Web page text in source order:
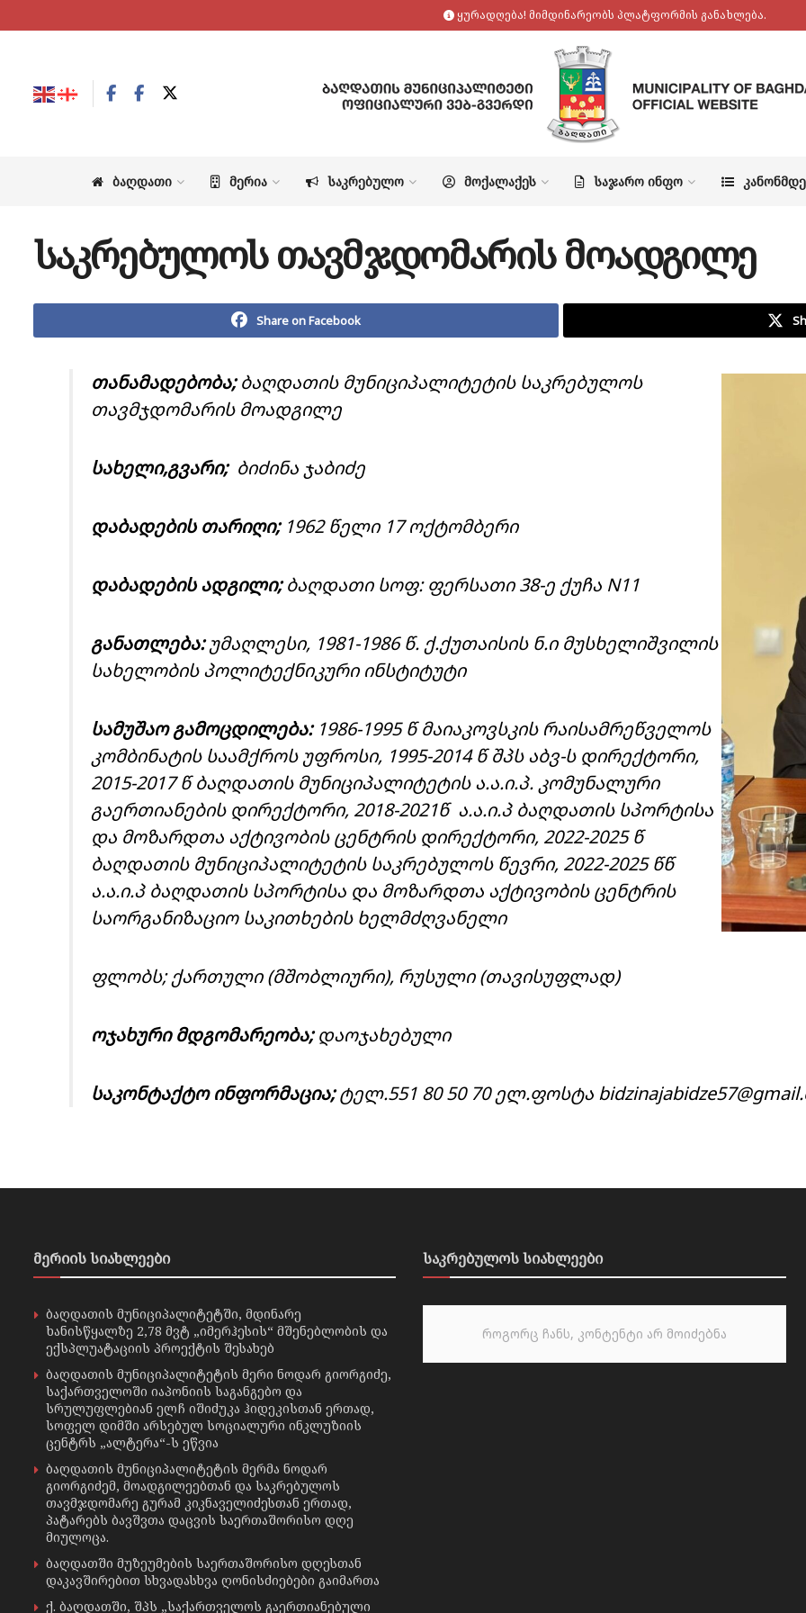
ყურადღება! მიმდინარეობს პლატფორმის განახლება.
ᲑᲐᲦᲓᲐᲗᲘ ᲛᲔᲠᲘᲐ ᲡᲐᲙᲠᲔᲑᲣᲚᲝ ᲛᲝᲥᲐᲚᲐᲥᲔᲡ ᲡᲐᲯᲐᲠᲝ ᲘᲜᲤᲝ
საკრებულოს თავმჯდომარის მოადგილე
Share on Facebook
თანამადებობა;ბაღდათის მუნიციპალიტეტის საკრებულოს
თავმჯდომარის მოადგილე
სახელი,გვარი;ბიძინა ჯაბიძე
დაბადების თარიღი;1962 წელი 17 ოქტომბერი
დაბადების ადგილი;ბაღდათი სოფ: ფერსათი 38-ე ქუჩა N11
განათლება:უმაღლესი, 1981-1986 წ. ქ.ქუთაისის ნ.ი მუსხელიშვილის
სახელობის პოლიტექნიკური ინსტიტუტი
სამუშაო გამოცდილება: 1986-1995 წ მაიაკოვსკის რაისამრეწველოს
კომბინატის საამქროს უფროსი, 1995-2014 წ შპს აბვ-ს დირექტორი,
2015-2017 წ ბაღდათის მუნიციპალიტეტის ა.ა.ი.პ. კომუნალური
გაერთიანების დირექტორი, 2018-2021წ ა.ა.ი.პ ბაღდათის სპორტისა
და მოზარდთა აქტივობის ცენტრის დირექტორი, 2022-2025 წ
ბაღდათის მუნიციპალიტეტის საკრებულოს წევრი, 2022-2025 წწ
ა.ა.ი.პ ბაღდათის სპორტისა და მოზარდთა აქტივობის ცენტრის
საორგანიზაციო საკითხების ხელმძღვანელი
ფლობს; ქართული (მშობლიური), რუსული (თავისუფლად)
ოჯახური მდგომარეობა;დაოჯახებული
საკონტაქტო ინფორმაცია;ტელ.551 80 50 70 ელ.ფოსტა
მერიის სიახლეები
ბაღდათის მუნიციპალიტეტში, მდინარე
ხანისწყალზე 2,78 მვტ „იმერჰესის“ მშენებლობის და
ექსპლუატაციის პროექტის შესახებ
ბაღდათის მუნიციპალიტეტის მერი ნოდარ გიორგიძე,
საქართველოში იაპონიის საგანგებო და
სრულუფლებიან ელჩ იშიძუკა ჰიდეკისთან ერთად,
სოფელ დიმში არსებულ სოციალური ინკლუზიის
ცენტრს „ალტერა“-ს ეწვია
ბაღდათის მუნიციპალიტეტის მერმა ნოდარ
გიორგიძემ, მოადგილეებთან და საკრებულოს
თავმჯდომარე გურამ კიკნაველიძესთან ერთად,
პატარებს ბავშვთა დაცვის საერთაშორისო დღე
მიულოცა.
ბაღდათში მუზეუმების საერთაშორისო დღესთან
დაკავშირებით სხვადასხვა ღონისძიებები გაიმართა
ქ. ბაღდათში, შპს „საქართველოს გაერთიანებული
საკრებულოს სიახლეები
როგორც ჩანს, კონტენტი არ მოიძებნა